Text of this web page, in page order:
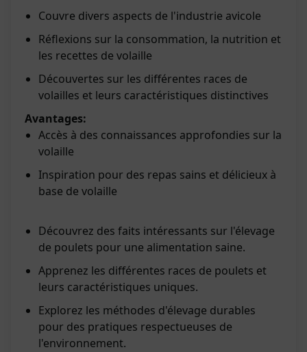
Couvre divers aspects de l'industrie avicole
Réflexions sur la consommation, la nutrition et
les recettes de volaille
Découvertes sur les différentes races de
volailles et leurs caractéristiques distinctives
Avantages:
Accès à des connaissances approfondies sur la
volaille
Inspiration pour des repas sains et délicieux à
base de volaille
Découvrez des faits intéressants sur l'élevage
de poulets pour une alimentation saine.
Apprenez les différentes races de poulets et
leurs caractéristiques uniques.
Explorez les méthodes d'élevage durables
pour des pratiques respectueuses de
l'environnement.